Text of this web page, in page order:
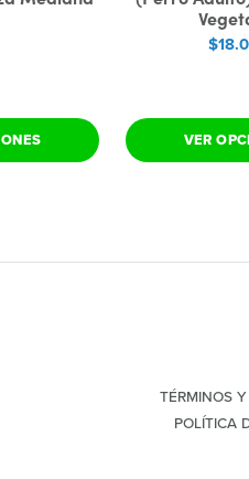
VER
TÉRMINOS
POLÍTICA